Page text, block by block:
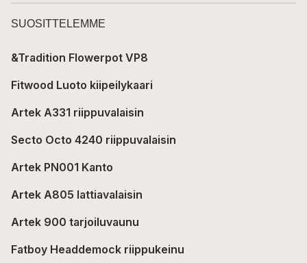
SUOSITTELEMME
&Tradition Flowerpot VP8
Fitwood Luoto kiipeilykaari
Artek A331 riippuvalaisin
Secto Octo 4240 riippuvalaisin
Artek PN001 Kanto
Artek A805 lattiavalaisin
Artek 900 tarjoiluvaunu
Fatboy Headdemock riippukeinu